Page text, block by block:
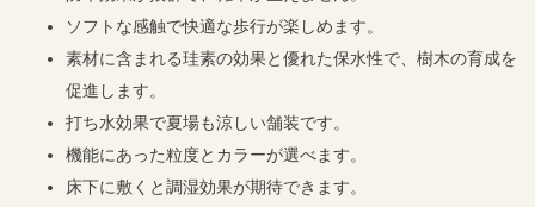
ソフトな感触で快適な歩行が楽しめます。
素材に含まれる珪素の効果と優れた保水性で、樹木の育成を
促進します。
打ち水効果で夏場も涼しい舗装です。
機能にあった粒度とカラーが選べます。
床下に敷くと調湿効果が期待できます。